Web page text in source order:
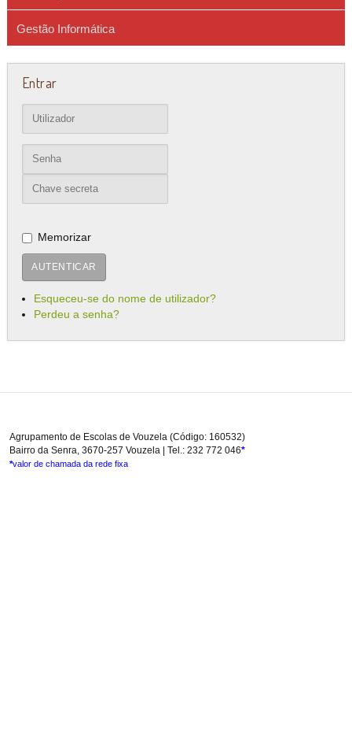
Gestão Informática
Entrar
Memorizar
AUTENTICAR
Esqueceu-se do nome de utilizador?
Perdeu a senha?
Agrupamento de Escolas de Vouzela (Código: 160532)
Bairro da Senra, 3670-257 Vouzela | Tel.: 232 772 046*
*valor de chamada da rede fixa